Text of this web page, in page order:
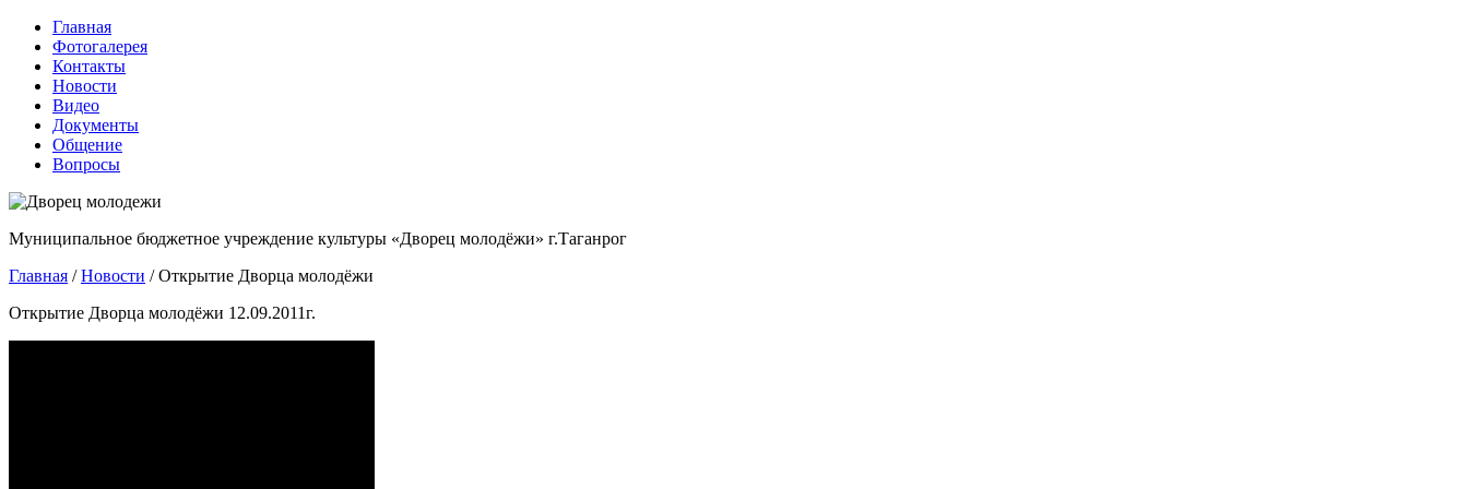
Главная
Фотогалерея
Контакты
Новости
Видео
Документы
Общение
Вопросы
Муниципальное бюджетное учреждение культуры «Дворец молодёжи» г.Таганрог
Главная /Новости /Открытие Дворца молодёжи
Открытие Дворца молодёжи 12.09.2011г.